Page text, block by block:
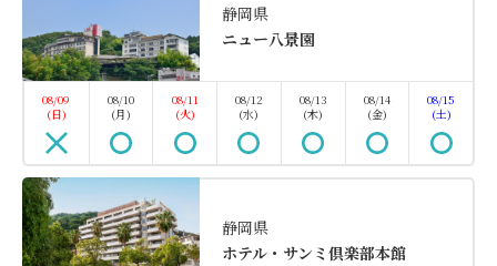
【海の見える特等席で贅沢女子会】
ReFa＆スパークリングで乾杯。名
物「金目鯛」を堪能する大人女子旅
プラン（夕朝食付）
朝食・夕食
in 15:00~ 18:00 / out 11:00まで
静岡県
ニュー八景園
08/09
(日)
08/10
(月)
08/11
(火)
08/12
(水)
08/13
(木)
08/14
(金)
08/15
(土)
静岡県
ホテル・サンミ倶楽部本館